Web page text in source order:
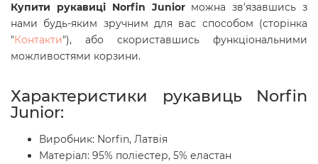
Купити рукавиці Norfin Junior можна зв'язавшись з
нами будь-яким зручним для вас способом (сторінка
"Контакти"), або скориставшись функціональними
можливостями корзини.
Характеристики рукавиць Norfin
Junior:
Виробник: Norfin, Латвія
Матеріал: 95% поліестер, 5% еластан